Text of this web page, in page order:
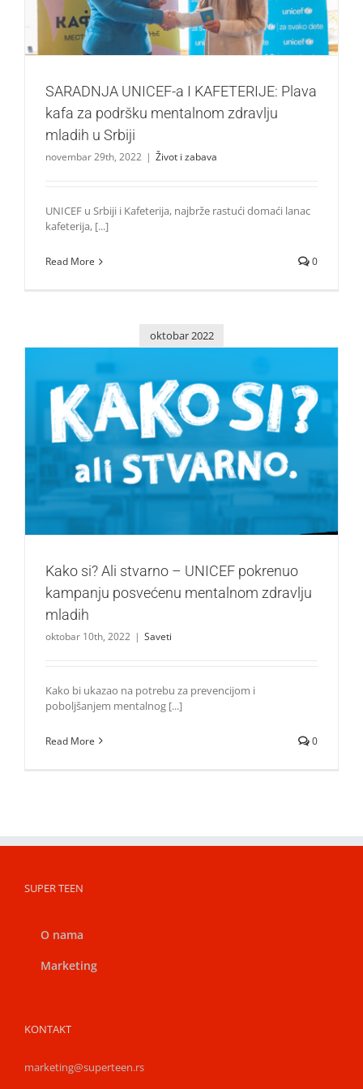
SARADNJA UNICEF-a I KAFETERIJE: Plava
kafa za podršku mentalnom zdravlju
mladih u Srbiji
novembar 29th, 2022 | Život i zabava
UNICEF u Srbiji i Kafeterija, najbrže rastući domaći lanac
kafeterija, [...]
Read More 0
oktobar 2022
Kako si? Ali stvarno – UNICEF pokrenuo kampanju
posvećenu mentalnom zdravlju mladih
Saveti
Kako si? Ali stvarno – UNICEF pokrenuo
kampanju posvećenu mentalnom zdravlju
mladih
oktobar 10th, 2022 | Saveti
Kako bi ukazao na potrebu za prevencijom i
poboljšanjem mentalnog [...]
Read More 0
SUPER TEEN
O nama
Marketing
KONTAKT
marketing@superteen.rs